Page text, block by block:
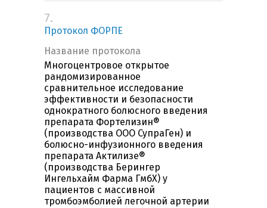
7.
Протокол ФОРПЕ
Название протокола
Многоцентровое открытое
рандомизированное
сравнительное исследование
эффективности и безопасности
однократного болюсного введения
препарата Фортелизин®
(производства ООО СупраГен) и
болюсно-инфузионного введения
препарата Актилизе®
(производства Берингер
Ингельхайм Фарма ГмбХ) у
пациентов с массивной
тромбоэмболией легочной артерии